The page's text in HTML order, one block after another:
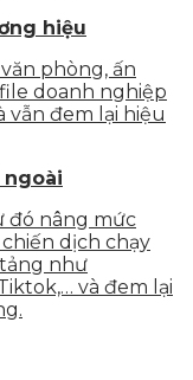
hiệu
phòng, ấn
doanh nghiệp
vẫn đem lại hiệu
đó nâng mức
dịch chạy
như
và đem lại